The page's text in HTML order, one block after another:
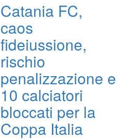
Catania FC,
caos
fideiussione,
rischio
penalizzazione e
10 calciatori
bloccati per la
Coppa Italia